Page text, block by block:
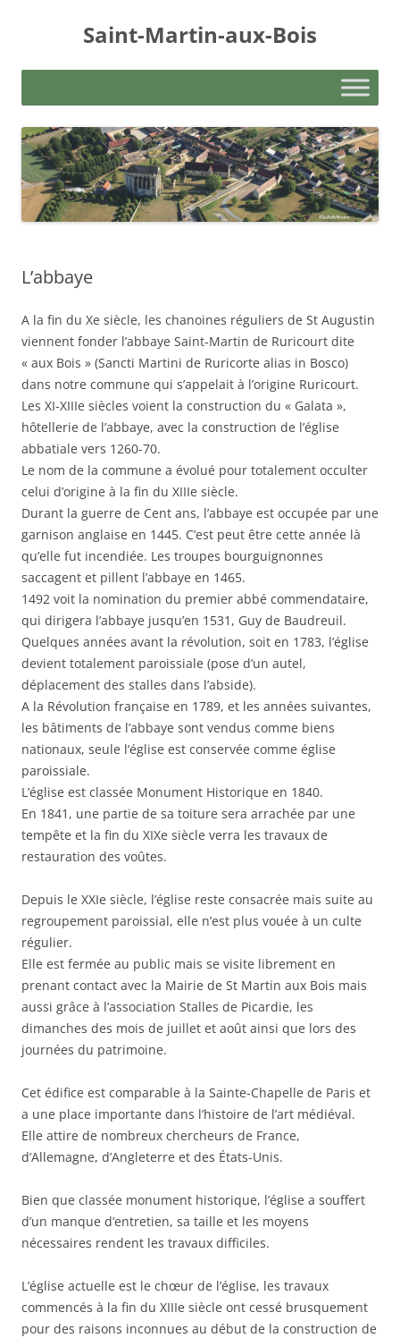
Saint-Martin-aux-Bois
L’abbaye
A la fin du Xe siècle, les chanoines réguliers de St Augustin
viennent fonder l’abbaye Saint-Martin de Ruricourt dite
« aux Bois » (Sancti Martini de Ruricorte alias in Bosco)
dans notre commune qui s’appelait à l’origine Ruricourt.
Les XI-XIIIe siècles voient la construction du « Galata »,
hôtellerie de l’abbaye, avec la construction de l’église
abbatiale vers 1260-70.
Le nom de la commune a évolué pour totalement occulter
celui d’origine à la fin du XIIIe siècle.
Durant la guerre de Cent ans, l’abbaye est occupée par une
garnison anglaise en 1445. C’est peut être cette année là
qu’elle fut incendiée. Les troupes bourguignonnes
saccagent et pillent l’abbaye en 1465.
1492 voit la nomination du premier abbé commendataire,
qui dirigera l’abbaye jusqu’en 1531, Guy de Baudreuil.
Quelques années avant la révolution, soit en 1783, l’église
devient totalement paroissiale (pose d’un autel,
déplacement des stalles dans l’abside).
A la Révolution française en 1789, et les années suivantes,
les bâtiments de l’abbaye sont vendus comme biens
nationaux, seule l’église est conservée comme église
paroissiale.
L’église est classée Monument Historique en 1840.
En 1841, une partie de sa toiture sera arrachée par une
tempête et la fin du XIXe siècle verra les travaux de
restauration des voûtes.
Depuis le XXIe siècle, l’église reste consacrée mais suite au
regroupement paroissial, elle n’est plus vouée à un culte
régulier.
Elle est fermée au public mais se visite librement en
prenant contact avec la Mairie de St Martin aux Bois mais
aussi grâce à l’association Stalles de Picardie, les
dimanches des mois de juillet et août ainsi que lors des
journées du patrimoine.
Cet édifice est comparable à la Sainte-Chapelle de Paris et
a une place importante dans l’histoire de l’art médiéval.
Elle attire de nombreux chercheurs de France,
d’Allemagne, d’Angleterre et des États-Unis.
Bien que classée monument historique, l’église a souffert
d’un manque d’entretien, sa taille et les moyens
nécessaires rendent les travaux difficiles.
L’église actuelle est le chœur de l’église, les travaux
commencés à la fin du XIIIe siècle ont cessé brusquement
pour des raisons inconnues au début de la construction de